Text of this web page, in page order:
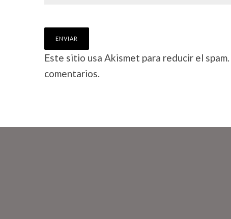
Este sitio usa Akismet para reducir el spam.
comentarios.